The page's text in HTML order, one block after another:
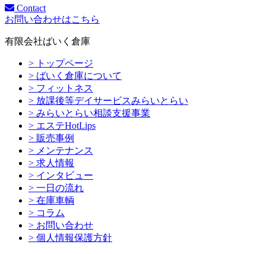
Contact
お問い合わせはこちら
有限会社ばいく倉庫
> トップページ
> ばいく倉庫について
> フィットネス
> 放課後等デイサービスみらいとらい
> みらいとらい相談支援事業
> エステHotLips
> 販売事例
> メンテナンス
> 求人情報
> インタビュー
> 一日の流れ
> 在庫車輌
> コラム
> お問い合わせ
> 個人情報保護方針